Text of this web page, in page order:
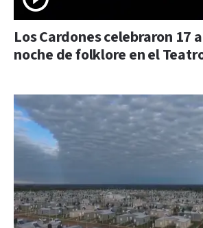
Los Cardones celebraron 17
noche de folklore en el